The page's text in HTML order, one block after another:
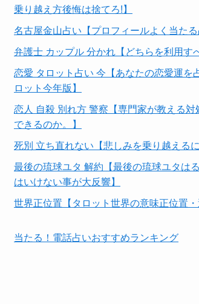
乗り越え方後悔は捨てろ!】
名古屋金山占い【プロフィールよく当た
弁護士 カップル 分かれ【どちらを利用す
恋愛 タロット占い 今【あなたの恋愛運を
ロット今年版】
恋人 自殺 別れ方 警察【専門家が教える
できるのか。】
死別 立ち直れない【悲しみを乗り越える
最後の琉球ユタ 解約【最後の琉球ユタは
はいけない事が大反響】
世界正位置【タロット世界の意味正位置
当たる！電話占いおすすめランキング